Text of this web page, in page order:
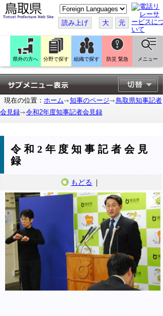
こ
の
ペ
ー
ジ
翻
訳
す
る
読み上げ 大 元
県外の方へ 分野で探す 組織で探す 防災 緊急 メニュー
現在の位置： ホーム 知事のページ
鳥取県知事記者
会見録
令和2年度知事記者会見録
令和2年度知事記者会見
録
もどる ｜